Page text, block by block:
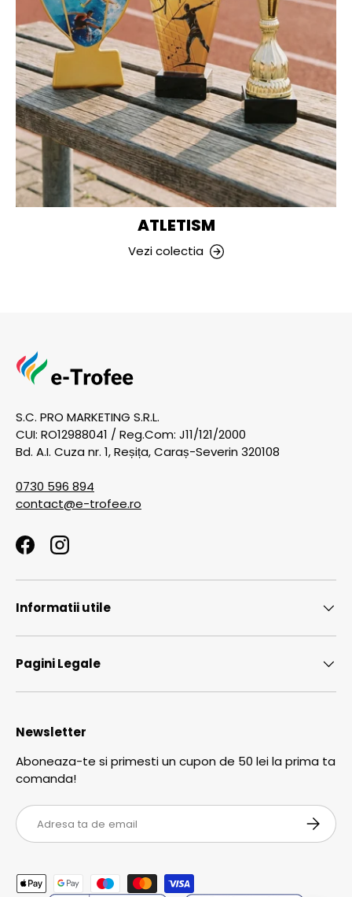
ATLETISM
Vezi colectia
S.C. PRO MARKETING S.R.L.
CUI: RO12988041 / Reg.Com: J11/121/2000
Bd. A.I. Cuza nr. 1, Reșița, Caraș-Severin 320108
0730 596 894
contact@e-trofee.ro
FacebookInstagram
Informatii utile
Pagini Legale
Newsletter
Aboneaza-te si primesti un cupon de 50 lei la prima ta
comanda!
Email
Metode de plata acceptate